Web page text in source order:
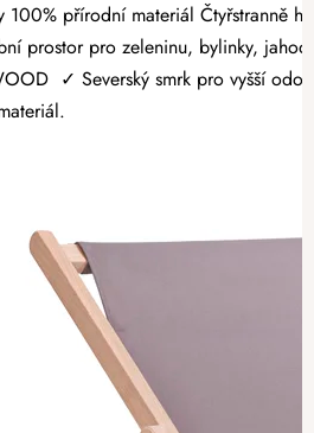
60
prostor pro zeleninu, bylinky,
✓ Severský smrk pro vyšší